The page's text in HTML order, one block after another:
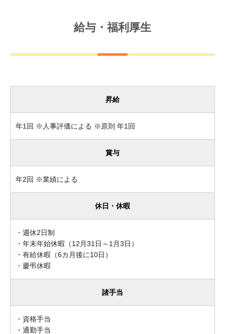
給与・福利厚生
昇給
年1回 ※人事評価による ※原則 年1回
賞与
年2回 ※業績による
休日・休暇
・週休2日制
・年末年始休暇（12月31日～1月3日）
・有給休暇（6カ月後に10日）
・慶弔休暇
諸手当
・資格手当
・通勤手当